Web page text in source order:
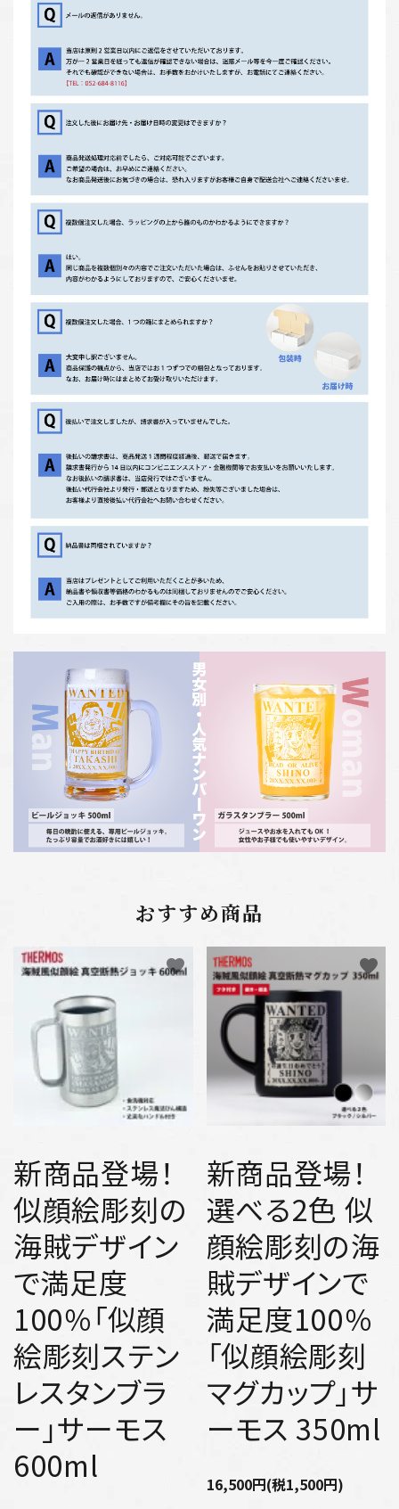
おすすめ商品
新商品登場！
似顔絵彫刻の
海賊デザイン
で満足度
100％「似顔
絵彫刻ステン
レスタンブラ
ー」サーモス
600ml
favorite
新商品登場！
選べる2色 似
顔絵彫刻の海
賊デザインで
満足度100％
「似顔絵彫刻
マグカップ」サ
ーモス 350ml
16,500円(税1,500円)
favorite